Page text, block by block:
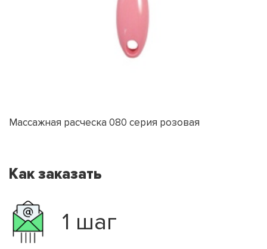
Массажная расческа 080 серия розовая
Как заказать
1 шаг